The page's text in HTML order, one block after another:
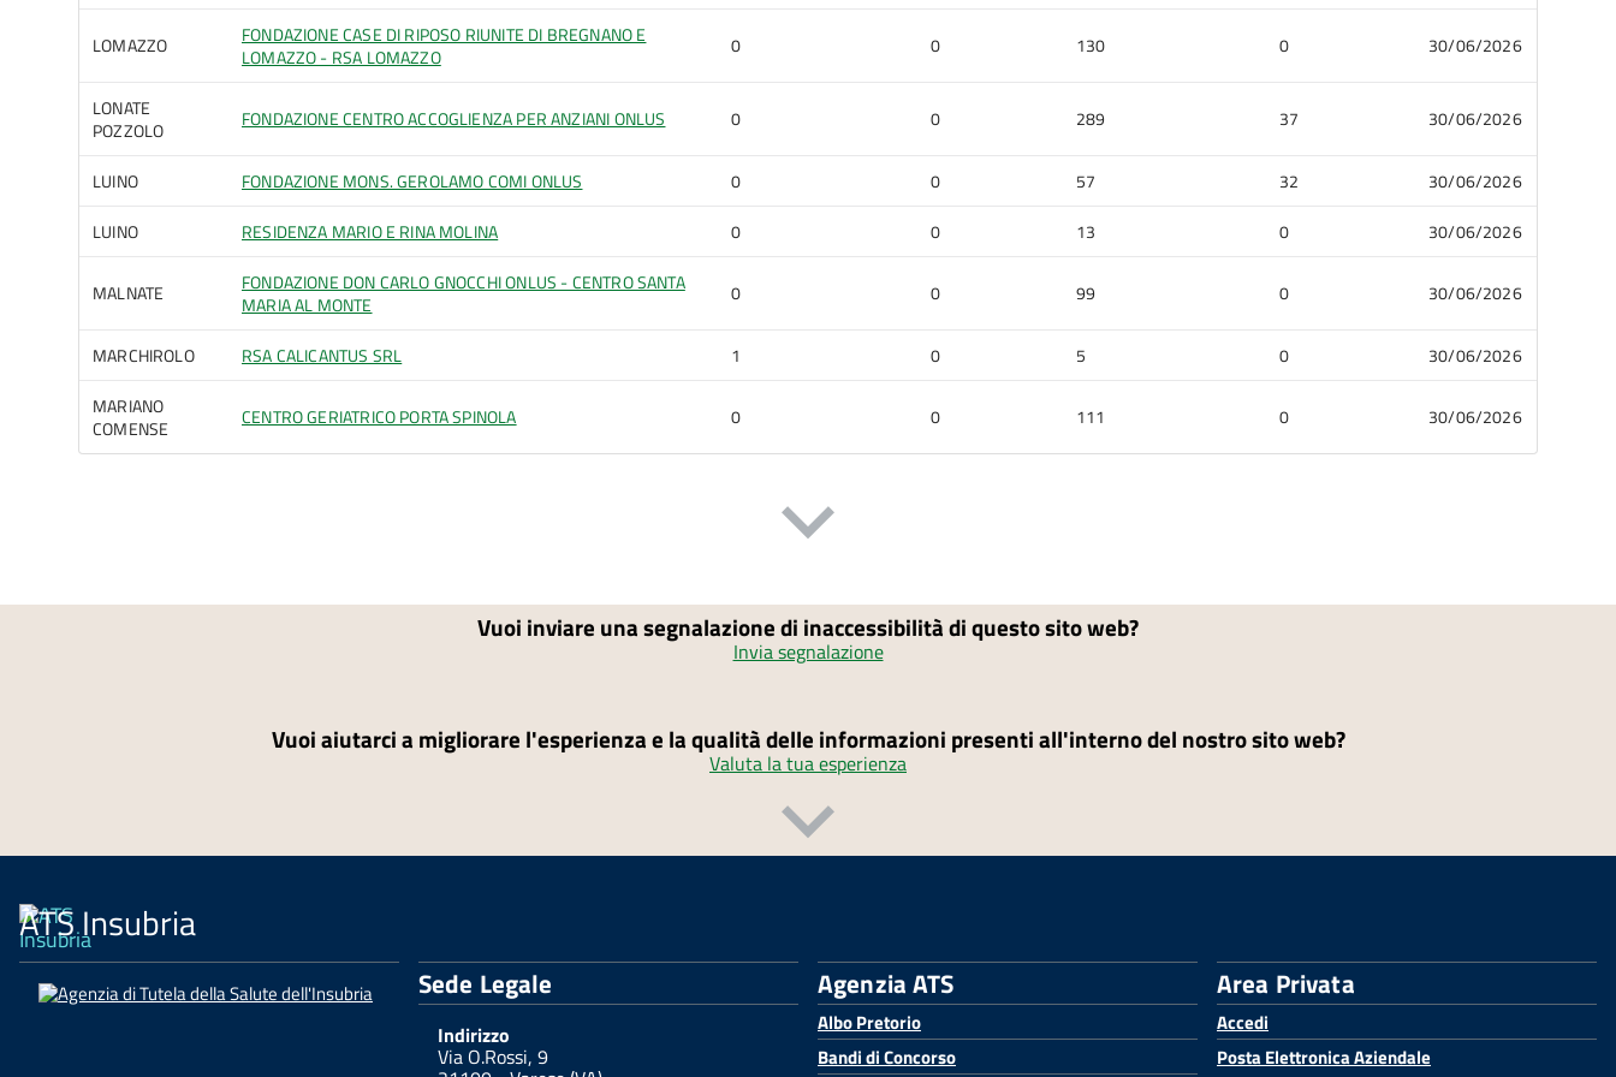
LOMAZZO
FONDAZIONE CASE DI RIPOSO RIUNITE DI BREGNANO E
LOMAZZO - RSA LOMAZZO
0 0 130 0 30/06/2026
LONATE
POZZOLO
FONDAZIONE CENTRO ACCOGLIENZA PER ANZIANI ONLUS 0 0 289 37 30/06/2026
LUINO FONDAZIONE MONS. GEROLAMO COMI ONLUS 0 0 57 32
30/06/2026
LUINO
RESIDENZA MARIO E RINA MOLINA 0 0 13 0 30/06/2026
MALNATE
FONDAZIONE DON CARLO GNOCCHI ONLUS - CENTRO SANTA
MARIA AL MONTE
0 0 99 0 30/06/2026
MARCHIROLO RSA CALICANTUS SRL 1 0 5 0
30/06/2026
MARIANO
COMENSE
CENTRO GERIATRICO PORTA SPINOLA 0 0 111 0 30/06/2026
Vuoi inviare una segnalazione di inaccessibilità di questo sito web?
Invia segnalazione
Vuoi aiutarci a migliorare l'esperienza e la qualità delle informazioni presenti all'interno del nostro sito web?
Valuta la tua esperienza
ATS Insubria
Sede Legale
Indirizzo
Via O.Rossi, 9
Agenzia ATS
Albo Pretorio
Bandi di Concorso
Area Privata
Accedi
Posta Elettronica Aziendale